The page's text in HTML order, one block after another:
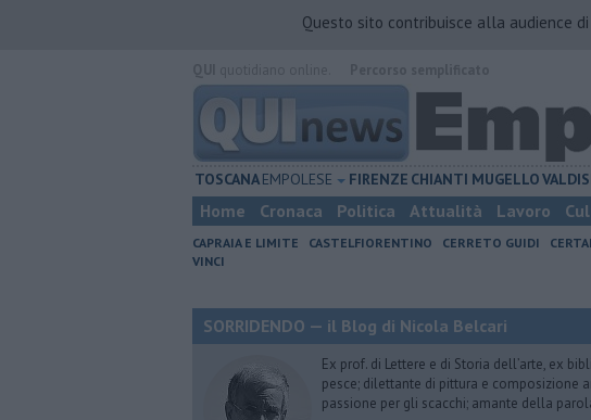
Questo sito contribuisce alla audience di
TOSCANAEMPOLESE FIRENZE CHIANTI MUGELLO
Home Cronaca Politica Attualità Lavoro
CAPRAIA E LIMITE CASTELFIORENTINO CERRETO GUIDI
VINCI
SORRIDENDO — il Blog di Nicola Belcari
Ex prof. di Lettere e di Storia dell’arte, ex
pesce; dilettante di pittura e composizione
passione per gli scacchi; amante della